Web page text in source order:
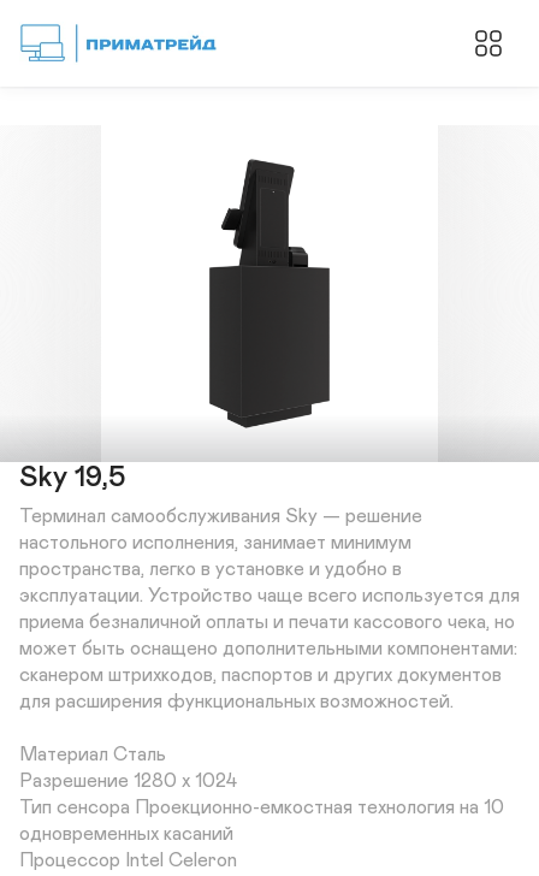
Sky 19,5
Терминал самообслуживания Sky — решение
настольного исполнения, занимает минимум
пространства, легко в установке и удобно в
эксплуатации. Устройство чаще всего используется для
приема безналичной оплаты и печати кассового чека, но
может быть оснащено дополнительными компонентами:
сканером штрихкодов, паспортов и других документов
для расширения функциональных возможностей.
Материал Сталь
Разрешение 1280 х 1024
Тип сенсора Проекционно-емкостная технология на 10
одновременных касаний
Процессор Intel Celeron